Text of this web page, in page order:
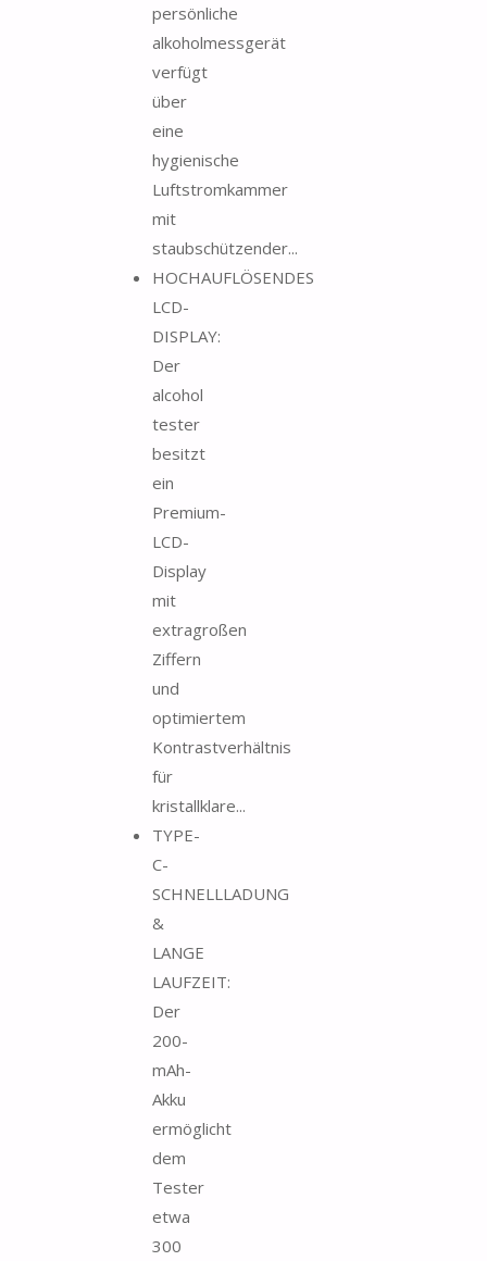
persönliche
alkoholmessgerät
verfügt
über
eine
hygienische
Luftstromkammer
mit
staubschützender...
HOCHAUFLÖSENDES
LCD-
DISPLAY:
Der
alcohol
tester
besitzt
ein
Premium-
LCD-
Display
mit
extragroßen
Ziffern
und
optimiertem
Kontrastverhältnis
für
kristallklare...
TYPE-
C-
SCHNELLLADUNG
&
LANGE
LAUFZEIT:
Der
200-
mAh-
Akku
ermöglicht
dem
Tester
etwa
300